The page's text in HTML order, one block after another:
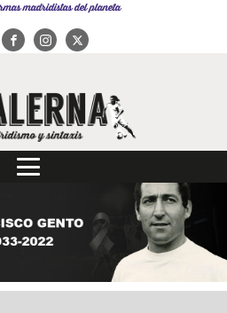
madridistas del planeta